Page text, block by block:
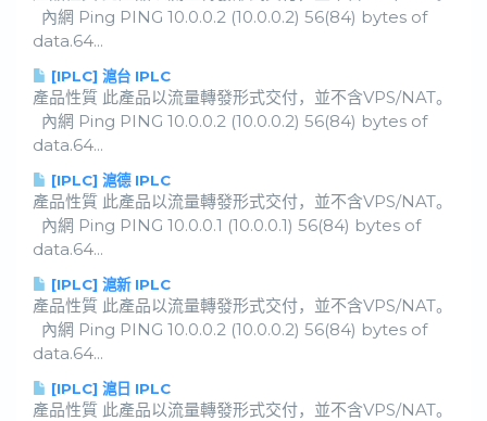
內網 Ping PING 10.0.0.2 (10.0.0.2) 56(84) bytes of
data.64...
[IPLC] 滬台 IPLC
產品性質 此產品以流量轉發形式交付，並不含VPS/NAT。
內網 Ping PING 10.0.0.2 (10.0.0.2) 56(84) bytes of
data.64...
[IPLC] 滬德 IPLC
產品性質 此產品以流量轉發形式交付，並不含VPS/NAT。
內網 Ping PING 10.0.0.1 (10.0.0.1) 56(84) bytes of
data.64...
[IPLC] 滬新 IPLC
產品性質 此產品以流量轉發形式交付，並不含VPS/NAT。
內網 Ping PING 10.0.0.2 (10.0.0.2) 56(84) bytes of
data.64...
[IPLC] 滬日 IPLC
產品性質 此產品以流量轉發形式交付，並不含VPS/NAT。